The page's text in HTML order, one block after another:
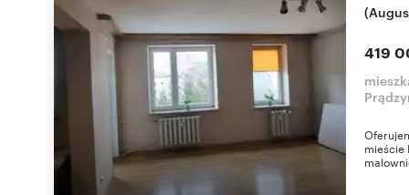
419
mieście